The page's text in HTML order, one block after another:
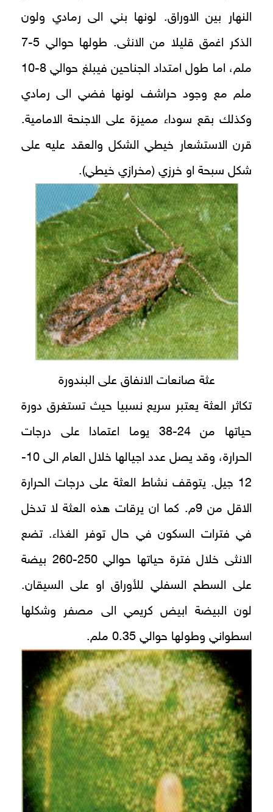
النهار بين الاوراق. لونها بني الى رمادي ولون
الذكر اغمق قليلا من الانثى. طولها حوالي 5-7
ملم، اما طول امتداد الجناحين فيبلغ حوالي 8-10
ملم مع وجود حراشف لونها فضي الى رمادي
وكذلك بقع سوداء مميزة على الاجنحة الامامية.
قرن الاستشعار خيطي الشكل والعقد عليه على
شكل سبحة او خرزي (مخرازي خيطي).
عثة صانعات الانفاق على البندورة
تكاثر العثة يعتبر سريع نسبيا حيث تستغرق دورة
حياتها من 24-38 يوما اعتمادا على درجات
الحرارة، وقد يصل عدد اجيالها خلال العام الى 10-
12 جيل. يتوقف نشاط العثة على درجات الحرارة
الاقل من 9م. كما ان يرقات هذه العثة لا تدخل
في فترات السكون في حال توفر الغذاء. تضع
الانثى خلال فترة حياتها حوالي 250-260 بيضة
على السطح السفلي للأوراق او على السيقان.
لون البيضة ابيض كريمي الى مصفر وشكلها
اسطواني وطولها حوالي 0.35 ملم.